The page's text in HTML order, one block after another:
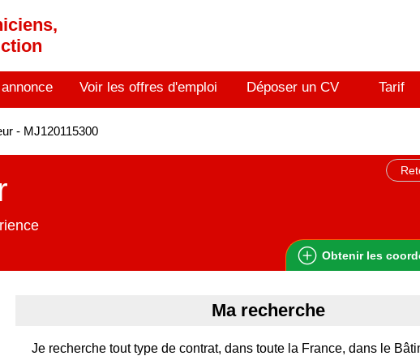
Voir les offres d'emploi Déposer un CV Tarif
- MJ120115300
Obtenir les
Ma recherche
Je recherche tout type de contrat, dans toute la France, dans le